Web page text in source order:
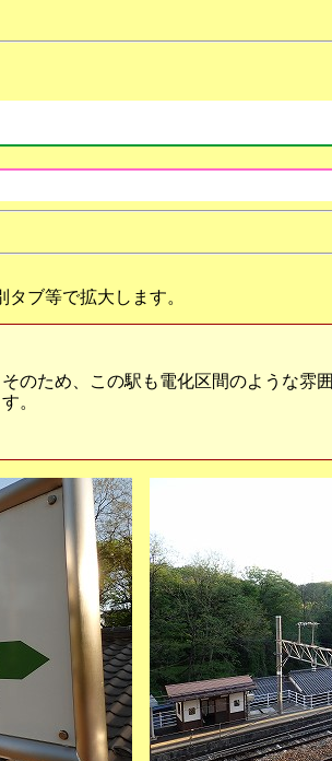
ブ等で拡大します。
ため、この駅も電化区間のような雰
。